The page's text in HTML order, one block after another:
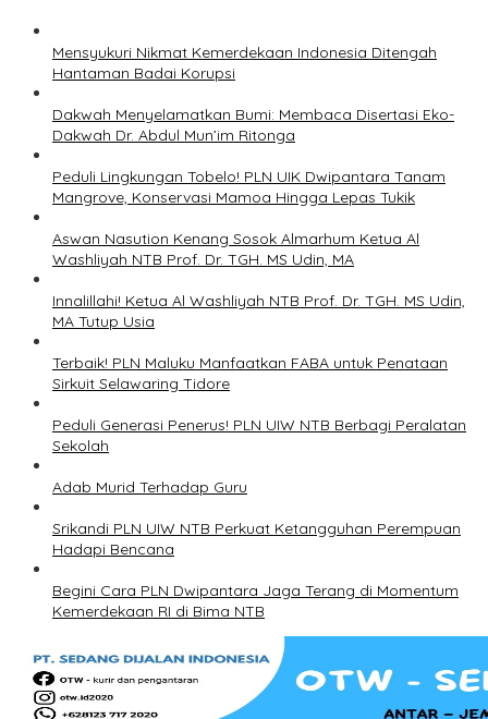
Mensyukuri Nikmat Kemerdekaan Indonesia Ditengah
Hantaman Badai Korupsi
Dakwah Menyelamatkan Bumi: Membaca Disertasi Eko-
Dakwah Dr. Abdul Mun’im Ritonga
Peduli Lingkungan Tobelo! PLN UIK Dwipantara Tanam
Mangrove, Konservasi Mamoa Hingga Lepas Tukik
Aswan Nasution Kenang Sosok Almarhum Ketua Al
Washliyah NTB Prof. Dr. TGH. MS Udin, MA
Innalillahi! Ketua Al Washliyah NTB Prof. Dr. TGH. MS Udin,
MA Tutup Usia
Terbaik! PLN Maluku Manfaatkan FABA untuk Penataan
Sirkuit Selawaring Tidore
Peduli Generasi Penerus! PLN UIW NTB Berbagi Peralatan
Sekolah
Adab Murid Terhadap Guru
Srikandi PLN UIW NTB Perkuat Ketangguhan Perempuan
Hadapi Bencana
Begini Cara PLN Dwipantara Jaga Terang di Momentum
Kemerdekaan RI di Bima NTB